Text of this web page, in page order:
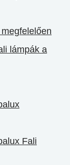
lámpák a
Fali